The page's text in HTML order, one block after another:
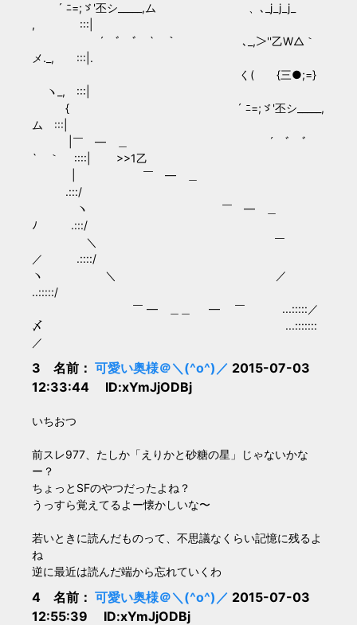
´ ﾆ=;ゞ'丕シ_____,ム 、､_j_j_j_
, :::|
´ ﾞ ﾞ ` ｀ ､_,＞''乙W△｀
メ._, :::|.
く( {三●;=}
ヽ_, :::|
{ ´ ﾆ=;ゞ'丕シ_____,
ム :::|
|￣ ― ＿ ´ ﾞ ﾞ
` ｀ ::::| >>1乙
| ￣ ― ＿
.:::/
ヽ ￣ ― ＿
ﾉ .:::/
＼ ￣
／ .::::/
ヽ ＼ ／
..:::::/
￣ ― ＿＿ ― ￣ ...:::::／
〆 ...:::::::
／
3 名前： 可愛い奥様＠＼(^o^)／ 2015-07-03
12:33:44 ID:xYmJjODBj
いちおつ
前スレ977、たしか「えりかと砂糖の星」じゃないかな
ー？
ちょっとSFのやつだったよね？
うっすら覚えてるよー懐かしいな〜
若いときに読んだものって、不思議なくらい記憶に残るよ
ね
逆に最近は読んだ端から忘れていくわ
4 名前： 可愛い奥様＠＼(^o^)／ 2015-07-03
12:55:39 ID:xYmJjODBj